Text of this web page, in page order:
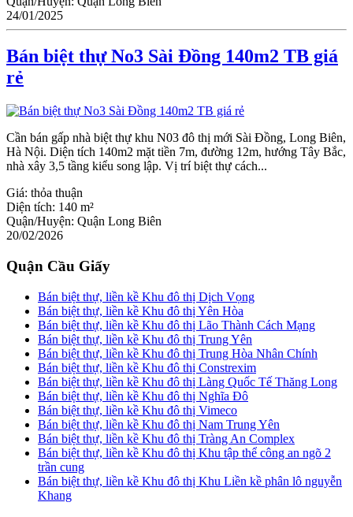
24/01/2025
Bán biệt thự No3 Sài Đồng 140m2 TB giá
rẻ
Cần bán gấp nhà biệt thự khu N03 đô thị mới Sài Đồng, Long Biên,
Hà Nội. Diện tích 140m2 mặt tiền 7m, đường 12m, hướng Tây Bắc,
nhà xây 3,5 tầng kiểu song lập. Vị trí biệt thự cách...
Giá: thỏa thuận
Diện tích: 140 m²
Quận/Huyện: Quận Long Biên
20/02/2026
Quận Cầu Giấy
Bán biệt thự, liền kề Khu đô thị Dịch Vọng
Bán biệt thự, liền kề Khu đô thị Yên Hòa
Bán biệt thự, liền kề Khu đô thị Lão Thành Cách Mạng
Bán biệt thự, liền kề Khu đô thị Trung Yên
Bán biệt thự, liền kề Khu đô thị Trung Hòa Nhân Chính
Bán biệt thự, liền kề Khu đô thị Constrexim
Bán biệt thự, liền kề Khu đô thị Làng Quốc Tế Thăng Long
Bán biệt thự, liền kề Khu đô thị Nghĩa Đô
Bán biệt thự, liền kề Khu đô thị Vimeco
Bán biệt thự, liền kề Khu đô thị Nam Trung Yên
Bán biệt thự, liền kề Khu đô thị Tràng An Complex
Bán biệt thự, liền kề Khu đô thị Khu tập thể công an ngõ 2
trần cung
Bán biệt thự, liền kề Khu đô thị Khu Liền kề phân lô nguyễn
Khang